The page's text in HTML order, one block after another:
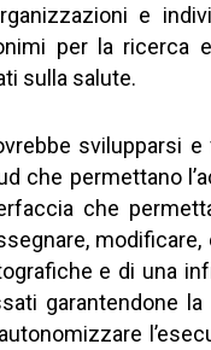
e
per la ricerca
sulla salute.
svilupparsi
che permettano
che
e di una
garantendone